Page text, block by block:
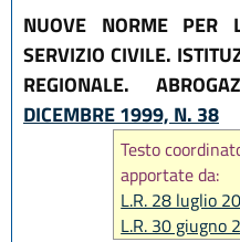
NUOVE NORME PER
SERVIZIO CIVILE.
REGIONALE.
DICEMBRE 1999, N. 38
Testo
apportate da:
L.R. 28 luglio
L.R. 30 giugno